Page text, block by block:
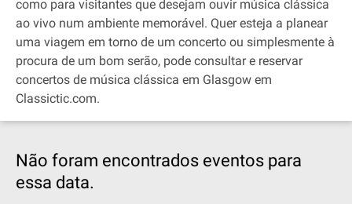
como para visitantes que desejam ouvir música clássica
ao vivo num ambiente memorável. Quer esteja a planear
uma viagem em torno de um concerto ou simplesmente à
procura de um bom serão, pode consultar e reservar
concertos de música clássica em Glasgow em
Classictic.com.
Não foram encontrados eventos para
essa data.